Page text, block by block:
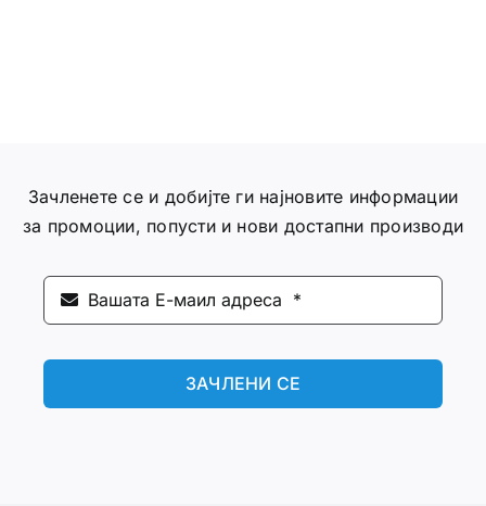
Зачленете се и добијте ги најновите информации
за промоции, попусти и нови достапни производи
ЗАЧЛЕНИ СЕ